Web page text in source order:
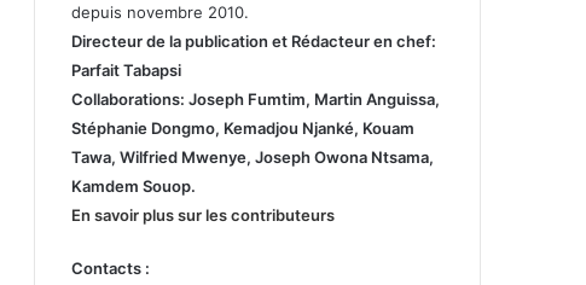
depuis novembre 2010.
Directeur de la publication et Rédacteur en chef:
Parfait Tabapsi
Collaborations: Joseph Fumtim, Martin Anguissa,
Stéphanie Dongmo, Kemadjou Njanké, Kouam
Tawa, Wilfried Mwenye, Joseph Owona Ntsama,
Kamdem Souop.
En savoir plus sur les contributeurs
Contacts :